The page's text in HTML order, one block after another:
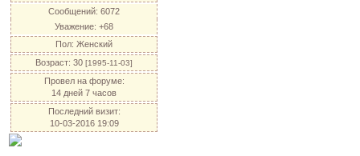
Сообщений: 6072
Уважение: +68
Пол: Женский
Возраст: 30 [1995-11-03]
Провел на форуме:
14 дней 7 часов
Последний визит:
10-03-2016 19:09